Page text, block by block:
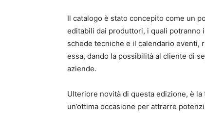
Il catalogo è stato concepito come un
editabili dai produttori, i quali
schede tecniche e il calendario eventi,
essa, dando la possibilità al cliente di
aziende.
Ulteriore novità di questa edizione, è
un’ottima occasione per attrarre